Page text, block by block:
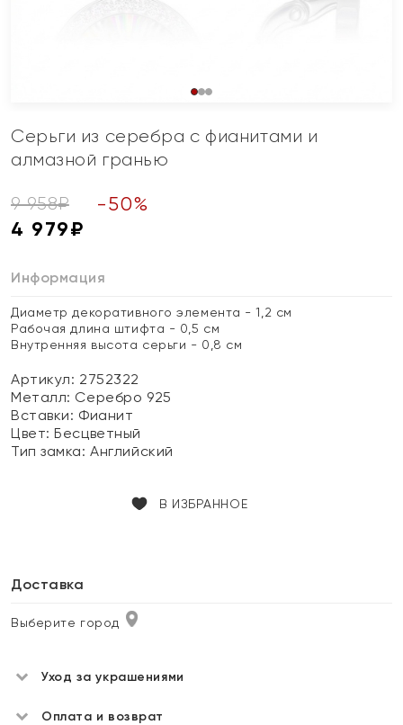
Серьги из серебра с фианитами и
алмазной гранью
9 958₽ -50%
4 979₽
Информация
Диаметр декоративного элемента - 1,2 см
Рабочая длина штифта - 0,5 см
Внутренняя высота серьги - 0,8 см
Артикул: 2752322
Металл: Серебро 925
Вставки: Фианит
Цвет:Бесцветный
Тип замка:Английский
В ИЗБРАННОЕ
Доставка
Выберите город
Уход за украшениями
Оплата и возврат